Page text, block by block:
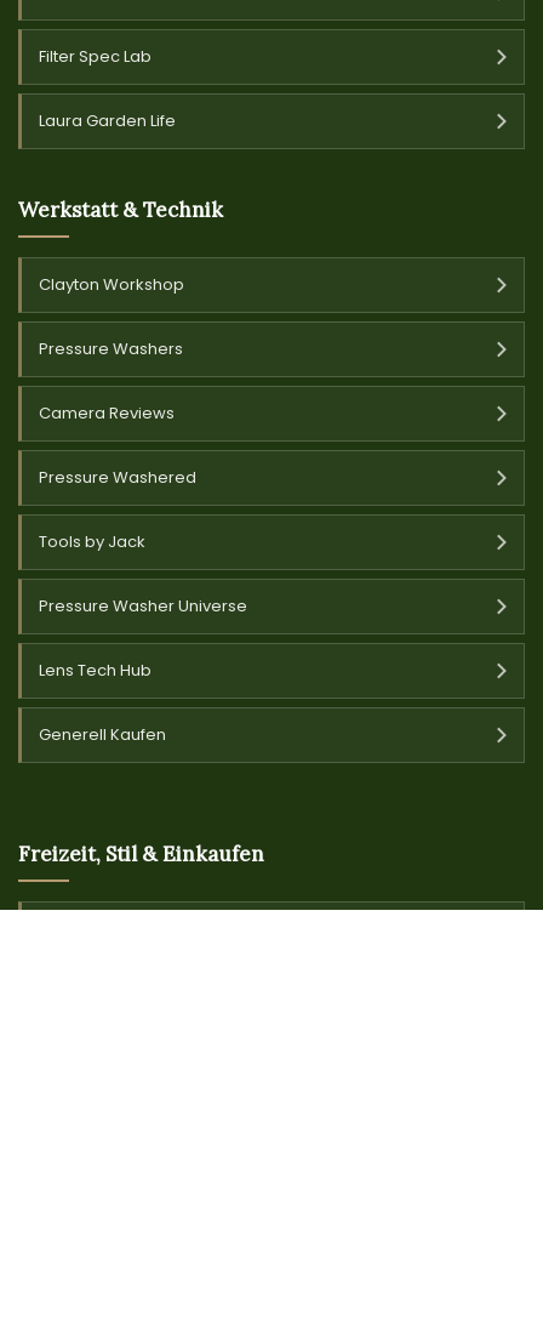
Filter Spec Lab
Laura Garden Life
Werkstatt & Technik
Clayton Workshop
Pressure Washers
Camera Reviews
Pressure Washered
Tools by Jack
Pressure Washer Universe
Lens Tech Hub
Generell Kaufen
Freizeit, Stil & Einkaufen